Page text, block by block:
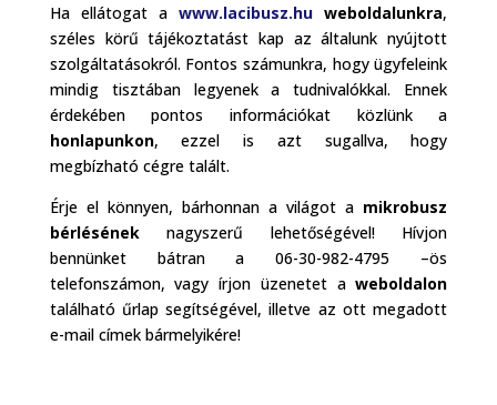
Ha ellátogat awww.lacibusz.hu weboldalunkra,
széles körű tájékoztatást kap az általunk nyújtott
szolgáltatásokról. Fontos számunkra, hogy ügyfeleink
mindig tisztában legyenek a tudnivalókkal. Ennek
érdekében pontos információkat közlünk a
honlapunkon, ezzel is azt sugallva, hogy
megbízható cégre talált.
Érje el könnyen, bárhonnan a világot a mikrobusz
bérléséneknagyszerű lehetőségével! Hívjon
bennünket bátran a 06-30-982-4795 –ös
telefonszámon, vagy írjon üzenetet aweboldalon
található űrlap segítségével, illetve az ott megadott
e-mail címek bármelyikére!